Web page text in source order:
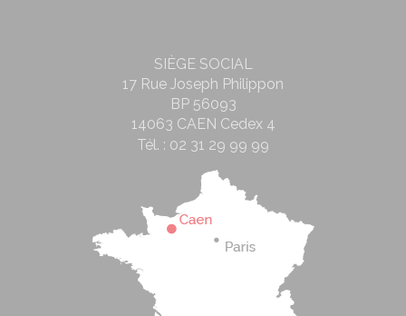
SIÈGE SOCIAL
17 Rue Joseph Philippon
BP 56093
14063 CAEN Cedex 4
Tél. : 02 31 29 99 99